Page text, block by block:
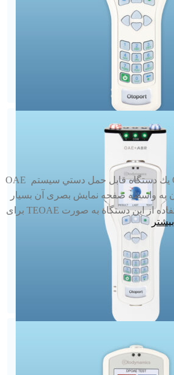
دستگاه OTOPORT Lite يك دستگاه قابل حمل دستي سيستم OAE
به واسطه صفحه نمایش بصری آن بسیار
ساده است. پيشنهاد استفاده از این دستگاه به صورت TEOAE برای